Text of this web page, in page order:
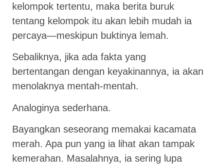
kelompok tertentu, maka berita buruk
tentang kelompok itu akan lebih mudah ia
percaya—meskipun buktinya lemah.
Sebaliknya, jika ada fakta yang
bertentangan dengan keyakinannya, ia akan
menolaknya mentah-mentah.
Analoginya sederhana.
Bayangkan seseorang memakai kacamata
merah. Apa pun yang ia lihat akan tampak
kemerahan. Masalahnya, ia sering lupa